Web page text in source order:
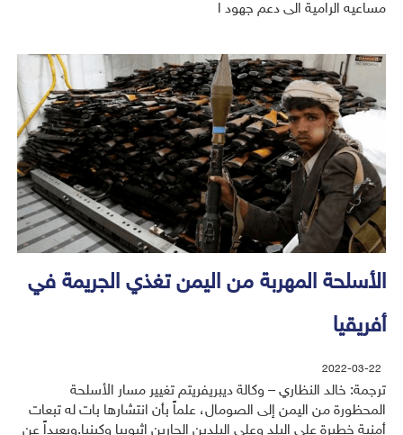
مساعيه الرامية الى دعم جهود ا
الأسلحة المهربة من اليمن تغذي الجريمة في
أفريقيا
2022-03-22
ترجمة: خالد النظاري – وكالة ديبريفريتم تغيير مسار الأسلحة
المحظورة من اليمن إلى الصومال، علماً بأن انتشارها بات له تبعات
أمنية خطيرة على البلد وعلى البلدين الجارين إثيوبيا وكينيا.وبعيداً عن